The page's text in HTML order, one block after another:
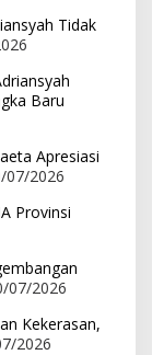
Tidak
Baru
Apresiasi
07/2026
Provinsi
07/2026
Kekerasan,
2026